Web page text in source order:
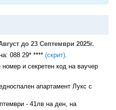
до 23 Септември 2025г.
088 29* **** (скрит).
и секретен код на ваучер
апартамент Лукс с
- 41лв на ден, на